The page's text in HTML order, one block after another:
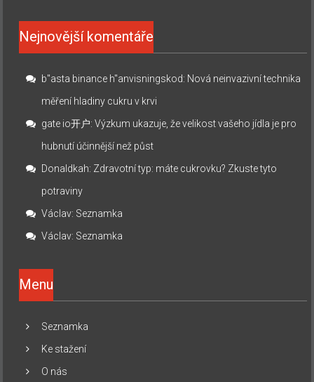
Nejnovější komentáře
b"asta binance h"anvisningskod: Nová neinvazivní technika
měření hladiny cukru v krvi
gate io开户:Výzkum ukazuje, že velikost vašeho jídla je pro
hubnutí účinnější než půst
Donaldkah: Zdravotní typ: máte cukrovku? Zkuste tyto
potraviny
Václav: Seznamka
Václav: Seznamka
Menu
Seznamka
Ke stažení
O nás